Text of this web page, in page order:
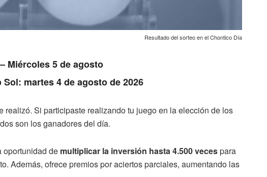
Resultado del sorteo en el Chontico Día
Miércoles 5 de agosto
martes 4 de agosto de 2026
realizó. Si participaste realizando tu juego en la elección de los
son los ganadores del día.
oportunidad de multiplicar la inversión hasta 4.500 vecespara
Además, ofrece premios por aciertos parciales, aumentando las